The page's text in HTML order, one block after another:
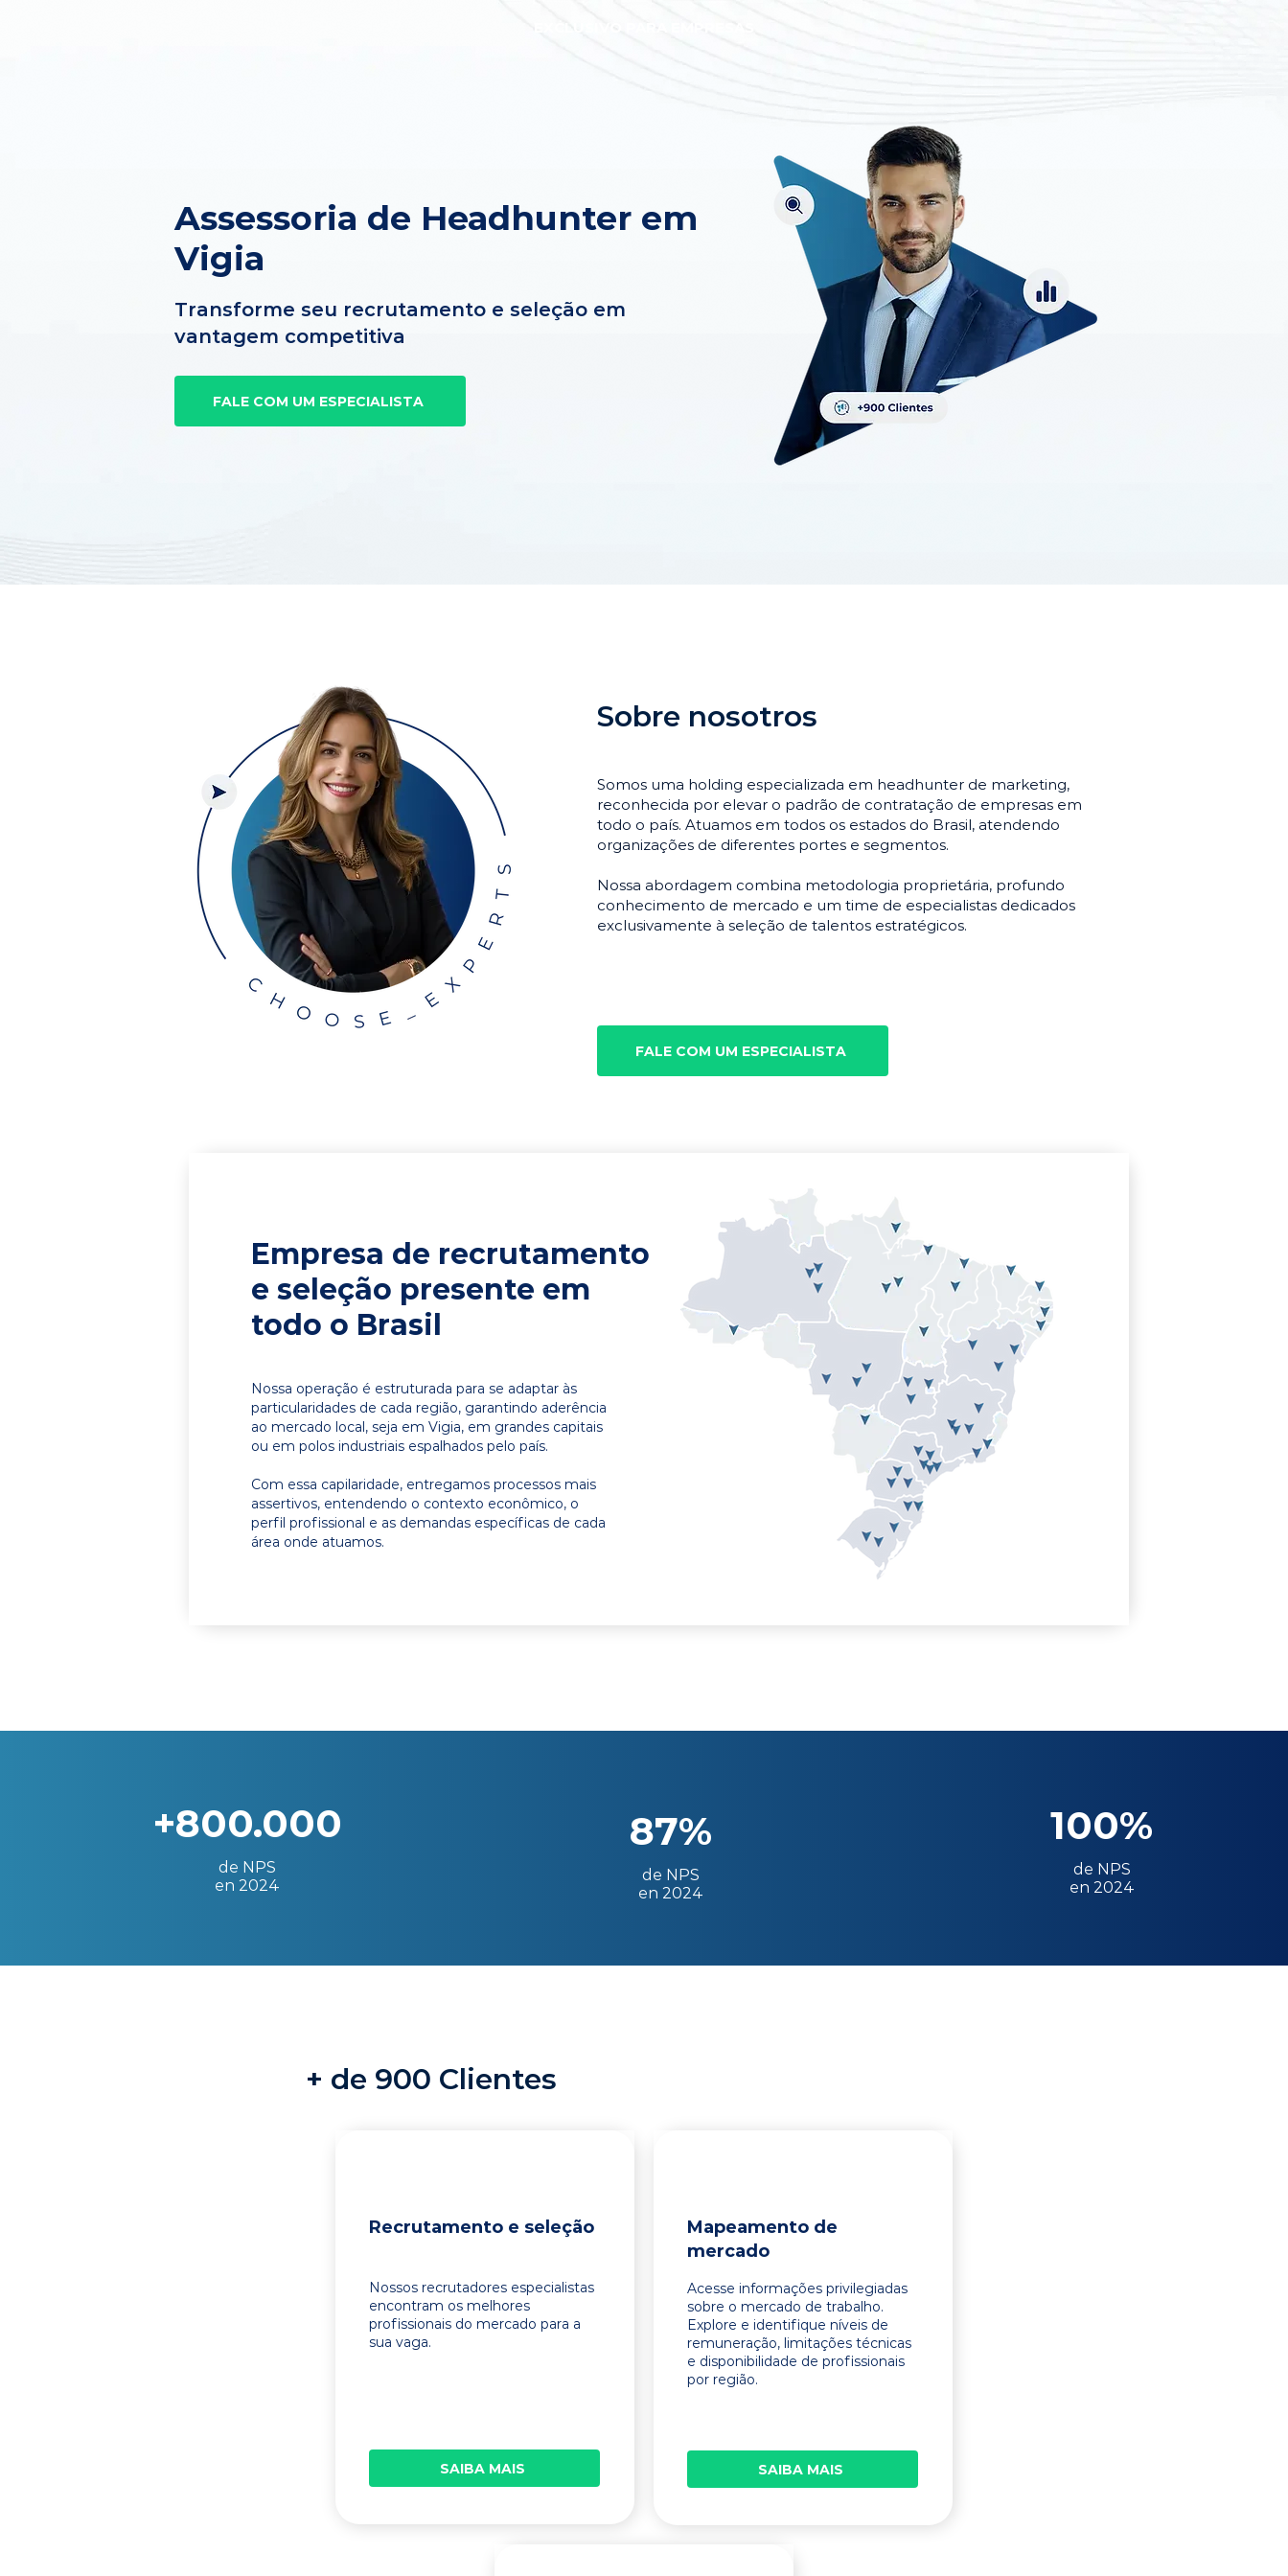
Assessoria de Headhunter em
Vigia
Transforme seu recrutamento e seleção em
vantagem competitiva
FALE COM UM ESPECIALISTA
Sobre nosotros
Somos uma holding especializada em headhunter de marketing,
reconhecida por elevar o padrão de contratação de empresas em
todo o país. Atuamos em todos os estados do Brasil, atendendo
organizações de diferentes portes e segmentos.
Nossa abordagem combina metodologia proprietária, profundo
conhecimento de mercado e um time de especialistas dedicados
exclusivamente à seleção de talentos estratégicos.
FALE COM UM ESPECIALISTA
Empresa de recrutamento
e seleção presente em
todo o Brasil
Nossa operação é estruturada para se adaptar às
particularidades de cada região, garantindo aderência
ao mercado local, seja em Vigia, em grandes capitais
ou em polos industriais espalhados pelo país.
Com essa capilaridade, entregamos processos mais
assertivos, entendendo o contexto econômico, o
perfil profissional e as demandas específicas de cada
área onde atuamos.
+800.000
de NPS
en 2024
87%
de NPS
en 2024
100%
de NPS
en 2024
+ de 900 Clientes
Recrutamento e seleção
Nossos recrutadores especialistas
encontram os melhores
profissionais do mercado para a
sua vaga.
SAIBA MAIS
Mapeamento de
mercado
Acesse informações privilegiadas
sobre o mercado de trabalho.
Explore e identifique níveis de
remuneração, limitações técnicas
e disponibilidade de profissionais
por região.
SAIBA MAIS